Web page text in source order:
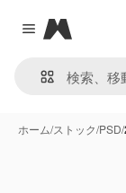
Close menu
Magnific
ホーム/ストック/PSD/